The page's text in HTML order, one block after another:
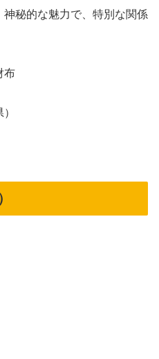
秘的な魅力で、特別な関係
布